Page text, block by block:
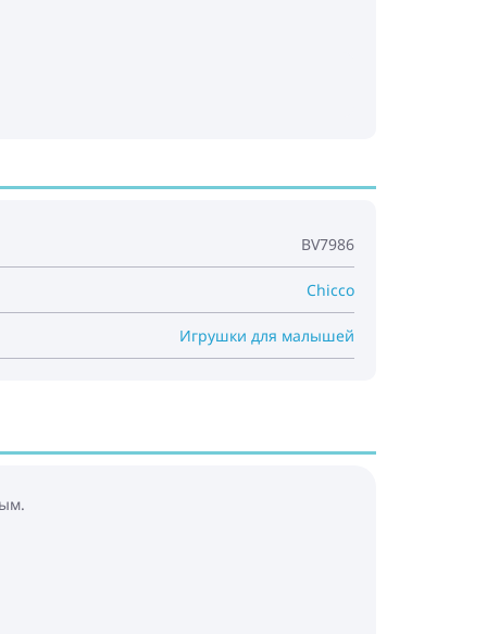
BV7986
Chicco
Игрушки для малышей